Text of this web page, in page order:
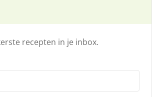
recepten in je inbox.